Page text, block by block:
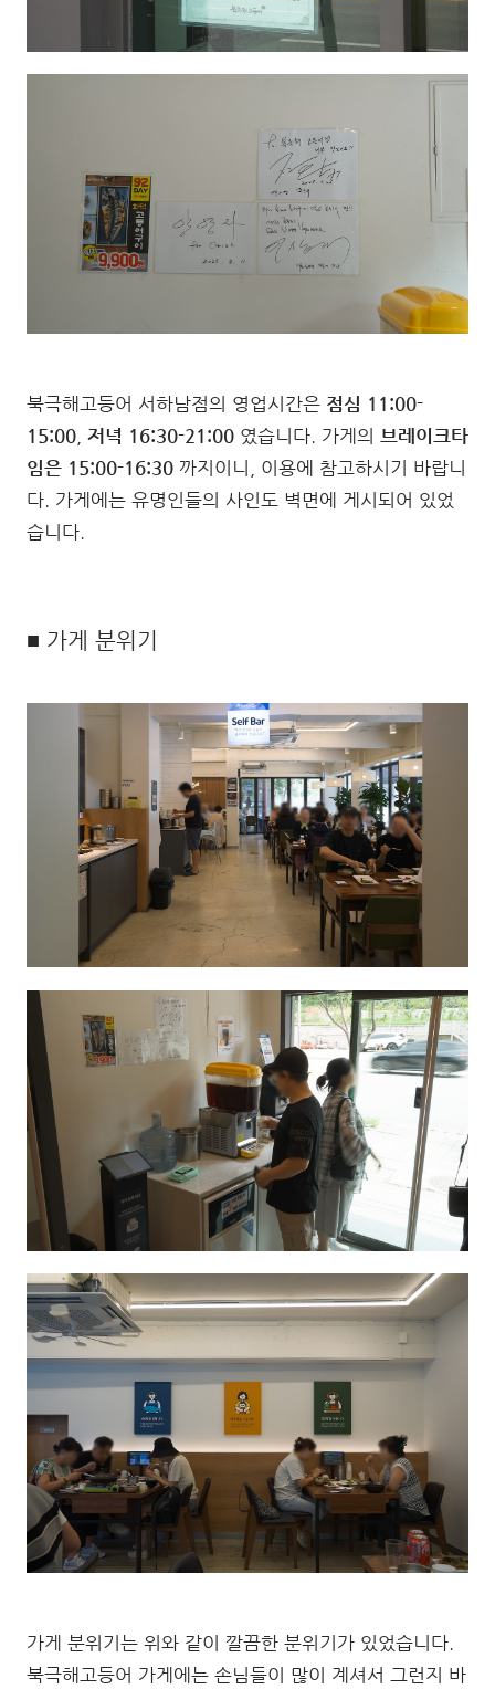
북극해고등어 서하남점의 영업시간은 점심 11:00-
15:00 저녁 16:30-21:00 였습니다. 가게의 브레이크타
임은 15:00-16:30 까지이니, 이용에 참고하시기 바랍니
다. 가게에는 유명인들의 사인도 벽면에 게시되어 있었
습니다.
■ 가게 분위기
가게 분위기는 위와 같이 깔끔한 분위기가 있었습니다.
북극해고등어 가게에는 손님들이 많이 계셔서 그런지 바